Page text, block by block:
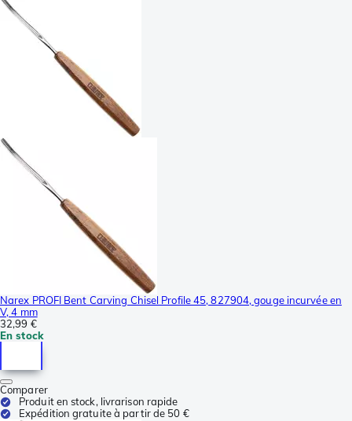
Narex PROFI Bent Carving Chisel Profile 45, 827904, gouge incurvée en
V, 4 mm
32,99 €
En stock
Comparer
Produit en stock, livrarison rapide
Expédition gratuite à partir de 50 €